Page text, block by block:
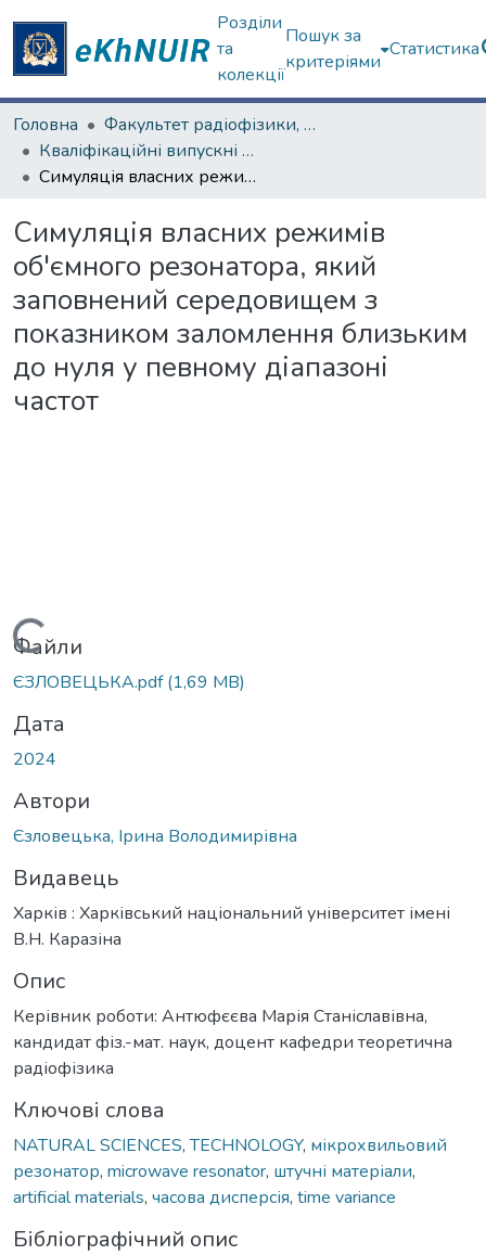
Розділи
та
колекції
Пошук за
критеріями
Статистика
Головна
Факультет радіофізики, біомедичної електроніки та комп’ютерних систем
Кваліфікаційні випускні роботи магістрів. Факультет радіофізики, біомедичної електроніки та комп’ютерних систем
Симуляція власних режимів об'ємного резонатора, який заповнений середовищем з показником заломлення близьким до нуля у певному діапазоні частот
Симуляція власних режимів
об'ємного резонатора, який
заповнений середовищем з
показником заломлення близьким
до нуля у певному діапазоні
частот
Вантажиться...
Файли
ЄЗЛОВЕЦЬКА.pdf(1,69 MB)
Дата
2024
Автори
Єзловецька, Ірина Володимирівна
Видавець
Харків : Харківський національний університет імені
В.Н. Каразіна
Опис
Керівник роботи: Антюфєєва Марія Станіславівна,
кандидат фіз.-мат. наук, доцент кафедри теоретична
радіофізика
Ключові слова
NATURAL SCIENCES,TECHNOLOGY, мікрохвильовий
резонатор, microwave resonator, штучні матеріали,
artificial materials, часова дисперсія, time variance
Бібліографічний опис